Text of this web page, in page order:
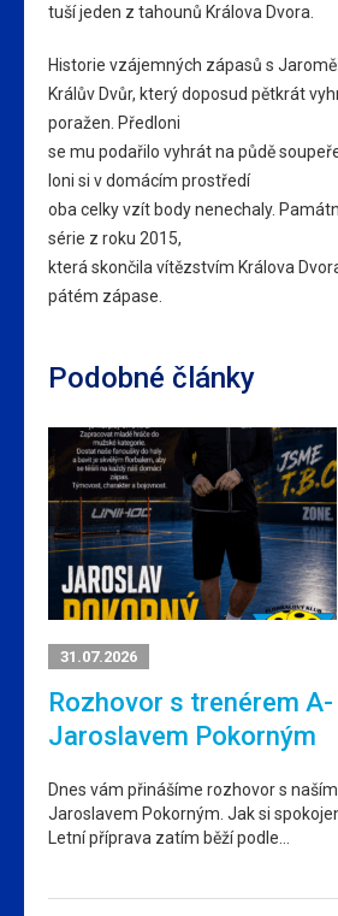
tuší jeden z tahounů Králova Dvora.
Historie vzájemných zápasů s
Králův Dvůr, který doposud pětkrát
poražen. Předloni
se mu podařilo vyhrát na půdě
loni si v domácím prostředí
oba celky vzít body nenechaly.
série z roku 2015,
která skončila vítězstvím Králova
pátém zápase.
Podobné články
31.07.2026
Rozhovor s trenérem
Jaroslavem Pokorným
Dnes vám přinášíme rozhovor s
Jaroslavem Pokorným. Jak si
Letní příprava zatím běží podle…